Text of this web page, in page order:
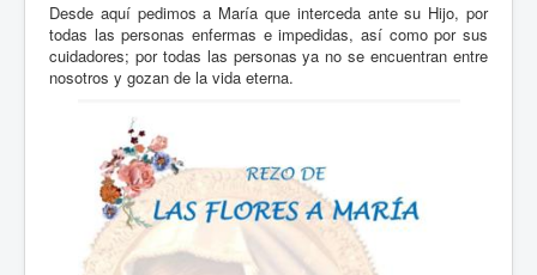
Desde aquí pedimos a María que interceda ante su Hijo, por
todas las personas enfermas e impedidas, así como por sus
cuidadores; por todas las personas ya no se encuentran entre
nosotros y gozan de la vida eterna.